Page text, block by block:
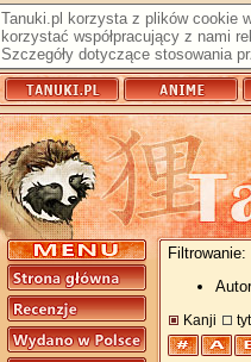
Tanuki.pl korzysta z plików cookie
korzystać współpracujący z nami
Szczegóły dotyczące stosowania
Filtrowanie:
Kanji